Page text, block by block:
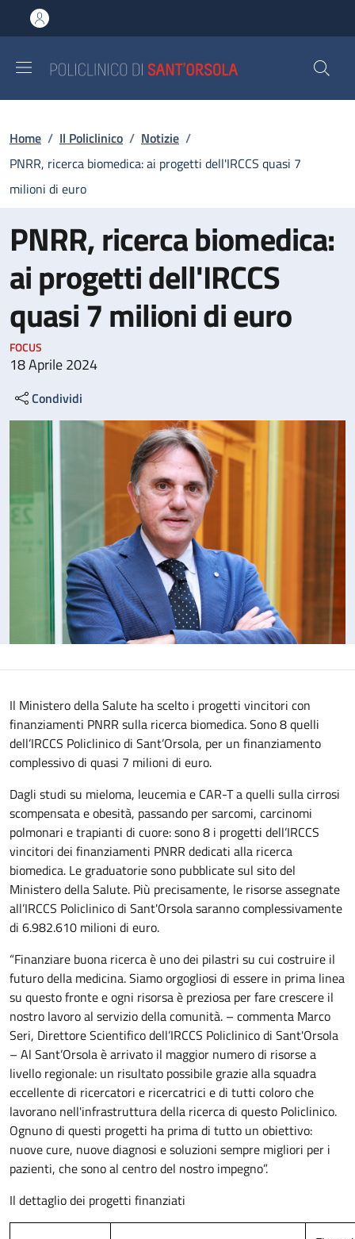
al contenuto principale
to footer content
Briciole di pane
Home / Il Policlinico / Notizie /
PNRR, ricerca biomedica: ai progetti dell'IRCCS quasi 7
milioni di euro
PNRR, ricerca biomedica:
ai progetti dell'IRCCS
quasi 7 milioni di euro
FOCUS
18 Aprile 2024
Condividi
Il Ministero della Salute ha scelto i progetti vincitori con
finanziamenti PNRR sulla ricerca biomedica. Sono 8 quelli
dell’IRCCS Policlinico di Sant’Orsola, per un finanziamento
complessivo di quasi 7 milioni di euro.
Dagli studi su mieloma, leucemia e CAR-T a quelli sulla cirrosi
scompensata e obesità, passando per sarcomi, carcinomi
polmonari e trapianti di cuore: sono 8 i progetti dell’IRCCS
vincitori dei finanziamenti PNRR dedicati alla ricerca
biomedica. Le graduatorie sono pubblicate sul sito del
Ministero della Salute. Più precisamente, le risorse assegnate
all’IRCCS Policlinico di Sant'Orsola saranno complessivamente
di 6.982.610 milioni di euro.
“Finanziare buona ricerca è uno dei pilastri su cui costruire il
futuro della medicina. Siamo orgogliosi di essere in prima linea
su questo fronte e ogni risorsa è preziosa per fare crescere il
nostro lavoro al servizio della comunità. – commenta Marco
Seri, Direttore Scientifico dell’IRCCS Policlinico di Sant'Orsola
– Al Sant’Orsola è arrivato il maggior numero di risorse a
livello regionale: un risultato possibile grazie alla squadra
eccellente di ricercatori e ricercatrici e di tutti coloro che
lavorano nell'infrastruttura della ricerca di questo Policlinico.
Ognuno di questi progetti ha prima di tutto un obiettivo:
nuove cure, nuove diagnosi e soluzioni sempre migliori per i
pazienti, che sono al centro del nostro impegno”.
Il dettaglio dei progetti finanziati